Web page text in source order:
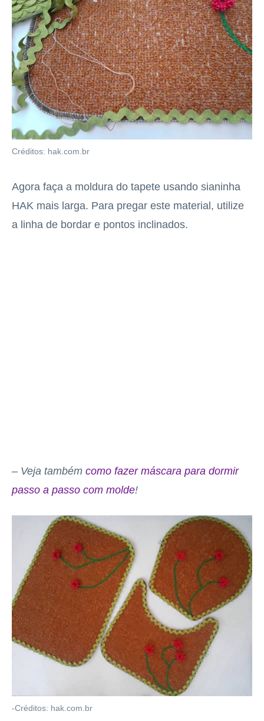
Créditos: hak.com.br
Agora faça a moldura do tapete usando sianinha
HAK mais larga. Para pregar este material, utilize
a linha de bordar e pontos inclinados.
– Veja também como fazer máscara para dormir
passo a passo com molde!
-Créditos: hak.com.br